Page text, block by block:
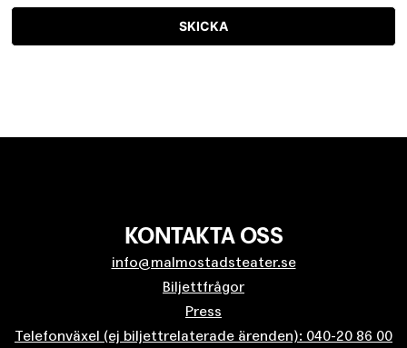
SKICKA
KONTAKTA OSS
info@malmostadsteater.se
Biljettfrågor
Press
Telefonväxel (ej biljettrelaterade ärenden): 040-20 86 00